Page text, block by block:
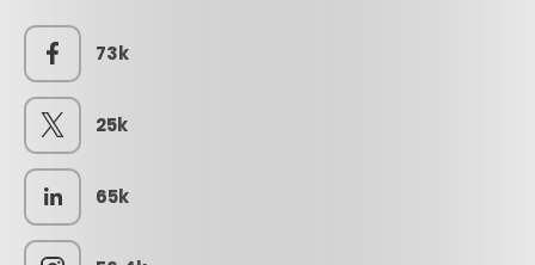
73k
25k
65k